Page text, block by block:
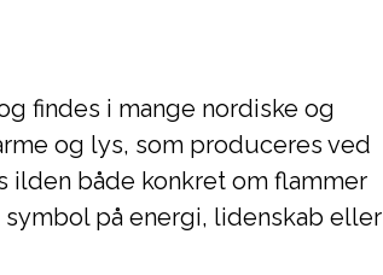
findes i mange nordiske og
og lys, som produceres ved
ilden både konkret om flammer
på energi, lidenskab eller